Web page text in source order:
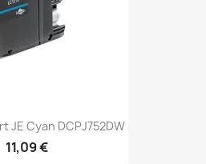
JE Cyan DCPJ752DW
11,09 €